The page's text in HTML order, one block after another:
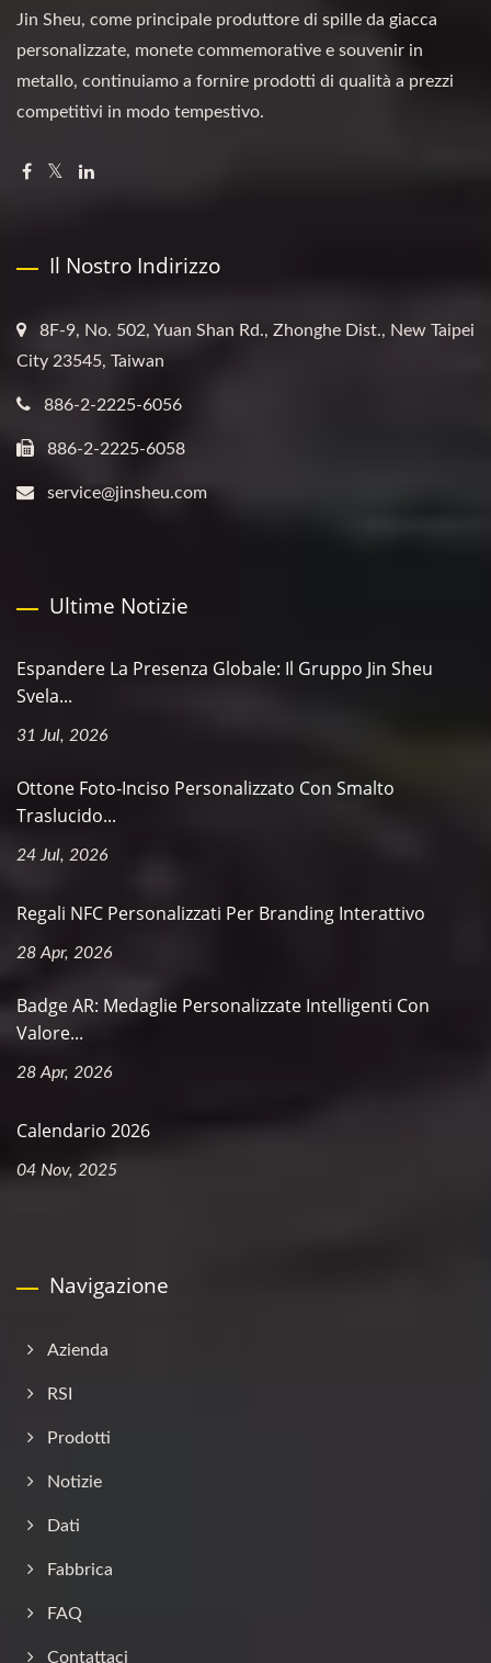
Jin Sheu, come principale produttore di spille da giacca
personalizzate, monete commemorative e souvenir in
metallo, continuiamo a fornire prodotti di qualità a prezzi
competitivi in modo tempestivo.
Il Nostro Indirizzo
8F-9, No. 502, Yuan Shan Rd., Zhonghe Dist., New Taipei
City 23545, Taiwan
886-2-2225-6056
886-2-2225-6058
service@jinsheu.com
Ultime Notizie
Espandere La Presenza Globale: Il Gruppo Jin Sheu
Svela...
31 Jul, 2026
Ottone Foto-Inciso Personalizzato Con Smalto
Traslucido...
24 Jul, 2026
Regali NFC Personalizzati Per Branding Interattivo
28 Apr, 2026
Badge AR: Medaglie Personalizzate Intelligenti Con
Valore...
28 Apr, 2026
Calendario 2026
04 Nov, 2025
Navigazione
Azienda
RSI
Prodotti
Notizie
Dati
Fabbrica
FAQ
Contattaci